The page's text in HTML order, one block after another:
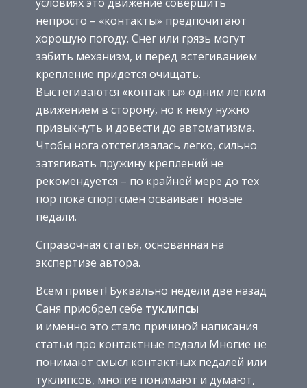
непросто – «контакты» предпочитают
хорошую погоду. Снег или грязь могут
забить механизм, и перед встегиванием
крепление придется очищать.
Выстегиваются «контакты» одним легким
движением в сторону, но к нему нужно
привыкнуть и довести до автоматизма.
Чтобы нога отстегивалась легко, сильно
затягивать пружину креплений не
рекомендуется – по крайней мере до тех
пор пока спортсмен осваивает новые
педали.
Справочная статья, основанная на
экспертизе автора.
Всем привет! Буквально недели две назад
Саня приобрел себе туклипсы
и именно это стало причиной написания
статьи про контактные педали Многие не
понимают смысл контактных педалей или
туклипсов, многие понимают и думают,